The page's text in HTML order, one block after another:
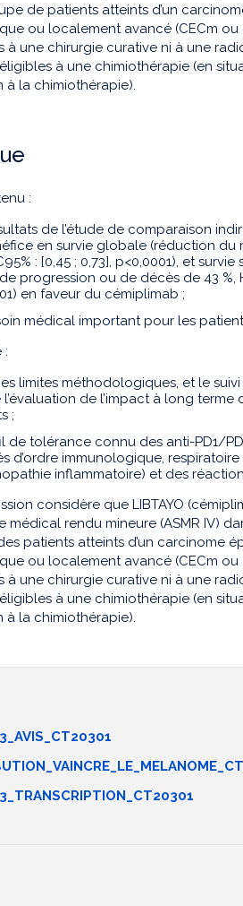
de patients atteints d’un
ou localement avancé (CECm ou
à une chirurgie curative ni à une
à une chimiothérapie (en
à la chimiothérapie).
:
de l’étude de comparaison
en survie globale (réduction du
: [0,45 ; 0,73], p<0,0001), et
progression ou de décès de 43 %,
en faveur du cémiplimab ;
médical important pour les
:
limites méthodologiques, et le suivi
l’évaluation de l’impact à long
;
de tolérance connu des anti-PD1/
d’ordre immunologique,
inflammatoire) et des
considère que LIBTAYO
médical rendu mineure (ASMR IV)
patients atteints d’un carcinome
ou localement avancé (CECm ou
à une chirurgie curative ni à une
à une chimiothérapie (en
à la chimiothérapie).